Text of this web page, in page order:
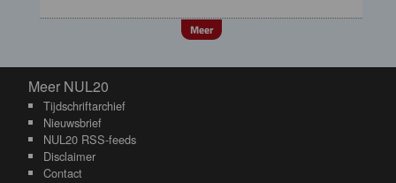
Meer
Meer NUL20
Meer NUL20
Tijdschriftarchief
Nieuwsbrief
NUL20 RSS-feeds
Disclaimer
Contact